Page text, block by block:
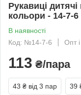
Рукавиці дитячі
кольори - 14-7-6
В наявності
Код: №14-7-6
Опт
113 ₴/пара
43 ₴ від 3 пар 39